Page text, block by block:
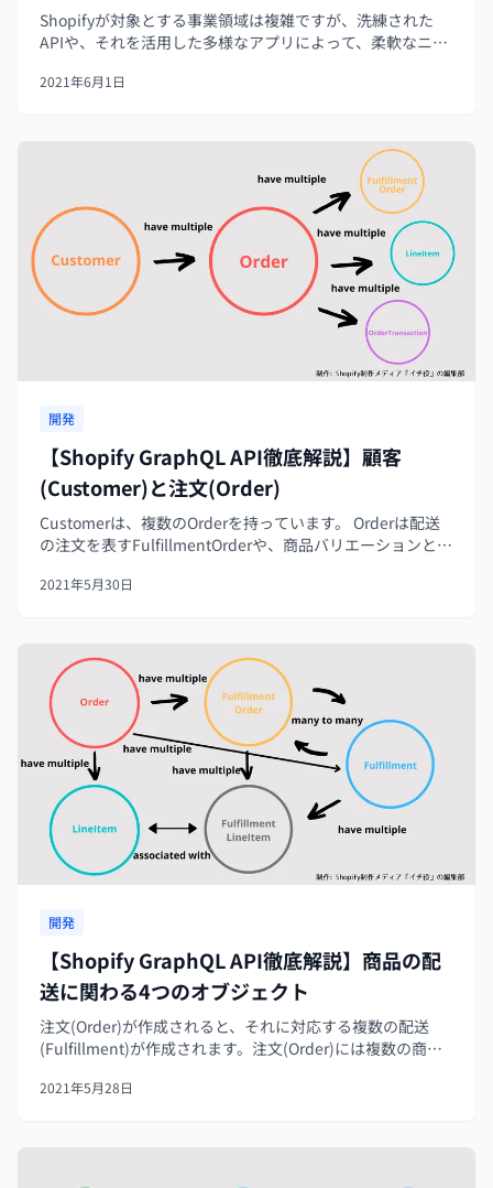
Shopifyが対象とする事業領域は複雑ですが、洗練された
APIや、それを活用した多様なアプリによって、柔軟なニー
の設計から、5つの設計プラクティスを導きます。
2021年6月1日
開発
【Shopify GraphQL API徹底解説】顧客
(Customer)と注文(Order)
Customerは、複数のOrderを持っています。 Orderは配送
の注文を表すFulfillmentOrderや、商品バリエーションと注
OrderTransactionを持っています。
2021年5月30日
開発
【Shopify GraphQL API徹底解説】商品の配
送に関わる4つのオブジェクト
注文(Order)が作成されると、それに対応する複数の配送
(Fulfillment)が作成されます。注文(Order)には複数の商品
LineItemで表現されます。
2021年5月28日